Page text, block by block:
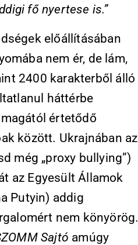
fő nyertese is.”
előállításában
nem ér, de lám,
2400 karakterből álló
háttérbe
értetődő
között. Ukrajnában az
még „proxy bullying”)
az Egyesült Államok
Putyin) addig
nem könyörög.
Sajtó amúgy